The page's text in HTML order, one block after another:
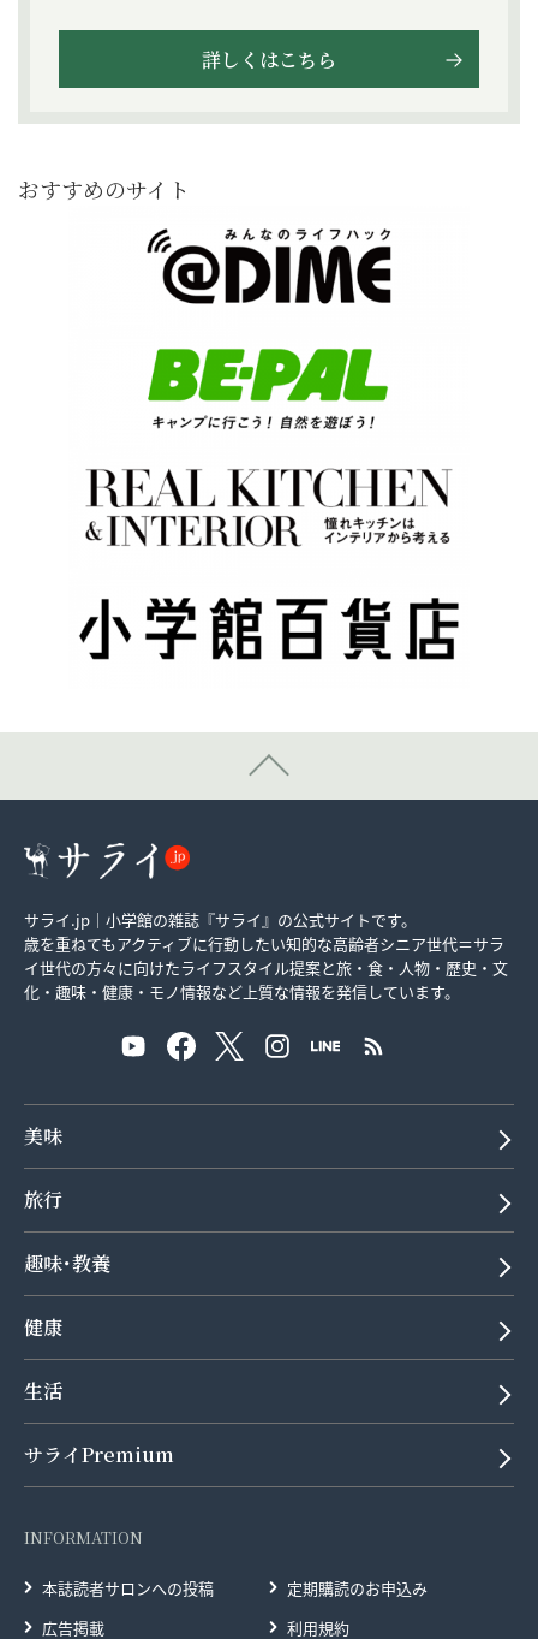
詳しくはこちら
おすすめのサイト
サライ.jp｜小学館の雑誌『サライ』の公式サイトです。
歳を重ねてもアクティブに行動したい知的な高齢者シニア世代＝サラ
イ世代の方々に向けたライフスタイル提案と旅・食・人物・歴史・文
化・趣味・健康・モノ情報など上質な情報を発信しています。
美味
旅行
趣味･教養
健康
生活
サライPremium
INFORMATION
本誌読者サロンへの投稿
定期購読のお申込み
広告掲載
利用規約